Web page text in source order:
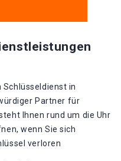
in
Partner für
Ihnen rund um die Uhr
wenn Sie sich
verloren